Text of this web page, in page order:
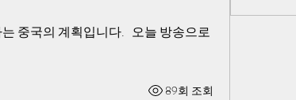
중국의 계획입니다.   오늘 방송으로
89회 조회